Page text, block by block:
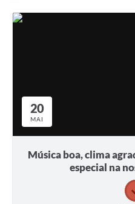
20
MAI
Música boa, clima
especial na